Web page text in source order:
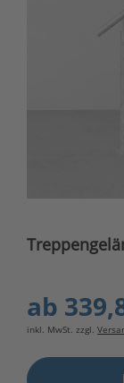
ab
inkl. MwSt. zzgl.